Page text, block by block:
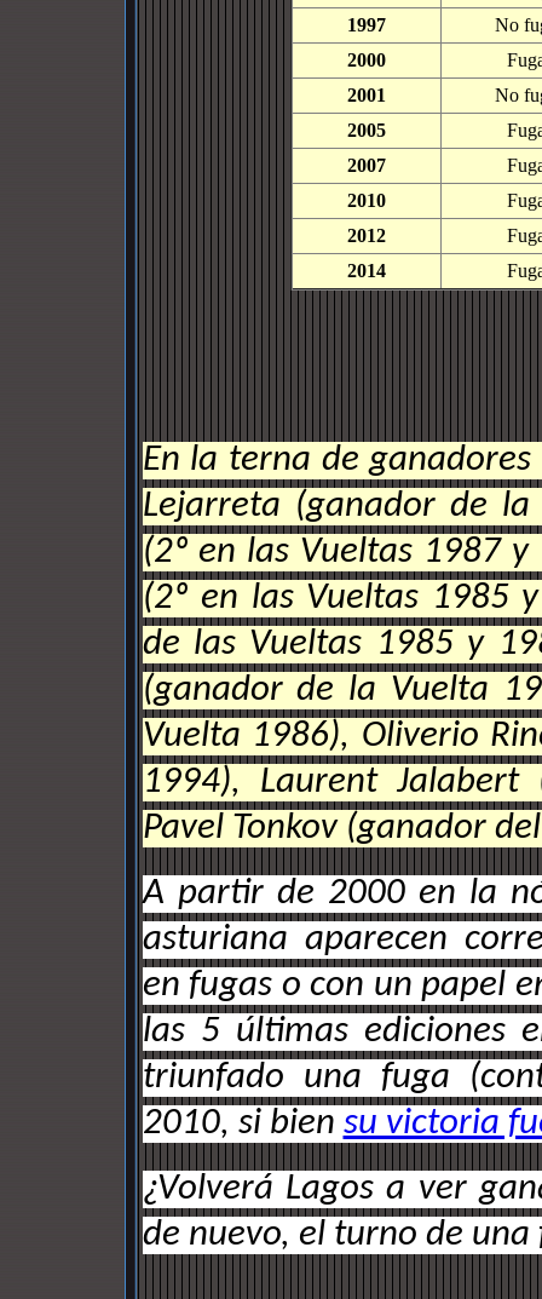
1997
No
2000
2001
No
2005
2007
2010
2012
2014
En la terna de
Lejarreta (ganador de la
(2º en las Vueltas 1987
(2º en las Vueltas 1985
de las Vueltas 1985 y
(ganador de la Vuelta
Vuelta 1986), Oliverio
1994), Laurent
Pavel Tonkov (ganador
A partir de 2000 en la
asturiana aparecen
en fugas o con un papel
las 5 últimas ediciones
triunfado una fuga
2010, si bien su victoria
¿Volverá Lagos a ver
de nuevo, el turno de una